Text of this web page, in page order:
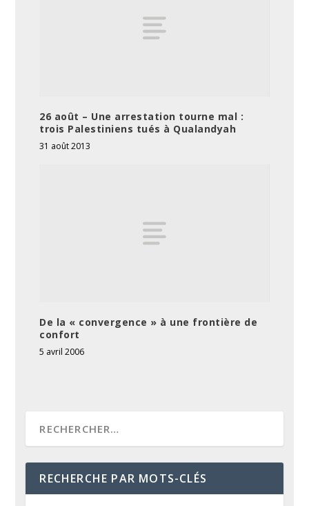
26 août – Une arrestation tourne mal :
trois Palestiniens tués à Qualandyah
31 août 2013
De la « convergence » à une frontière de
confort
5 avril 2006
RECHERCHE PAR MOTS-CLÉS